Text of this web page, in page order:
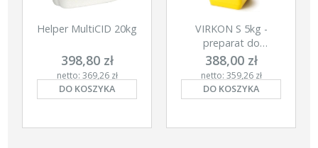
Helper MultiCID 20kg
398,80 zł
netto: 369,26 zł
DO KOSZYKA
VIRKON S 5kg -
preparat do
dezynfecji w proszku
388,00 zł
netto: 359,26 zł
DO KOSZYKA